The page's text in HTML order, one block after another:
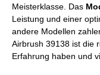
Meisterklasse. Das
Leistung und einer
andere Modellen
Airbrush 39138 ist die
Erfahrung haben und